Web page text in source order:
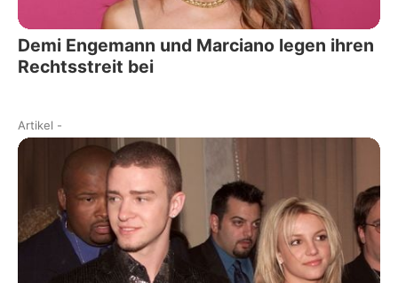
Demi Engemann und Marciano legen ihren
Rechtsstreit bei
Artikel -